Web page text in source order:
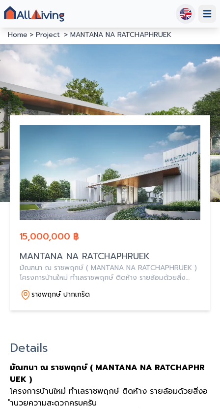
Home
Project MANTANA NA RATCHAPHRUEK
15,000,000 ฿
MANTANA NA RATCHAPHRUEK
มัณฑนา ณ ราชพฤกษ์ ( MANTANA NA RATCHAPHRUEK )
โครงการบ้านใหม่ ทำเลราชพฤกษ์ ติดห้าง รายล้อมด้วยสิ่ง
อำนวยความสะดวกครบครัน โครงการใหม่จาก LAND &
HOUSE เริ่มต้น 15 ล้านบาท
ราชพฤกษ์ ปากเกร็ด
Details
มัณฑนา ณ ราชพฤกษ์ ( MANTANA NA RATCHAPHR
UEK )
โครงการบ้านใหม่ ทำเลราชพฤกษ์ ติดห้าง รายล้อมด้วยสิ่งอ
ำนวยความสะดวกครบครัน